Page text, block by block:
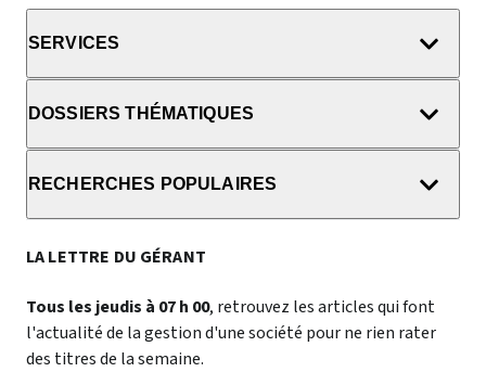
SERVICES
DOSSIERS THÉMATIQUES
RECHERCHES POPULAIRES
LA LETTRE DU GÉRANT
Tous les jeudis à 07 h 00, retrouvez les articles qui font
l'actualité de la gestion d'une société pour ne rien rater
des titres de la semaine.